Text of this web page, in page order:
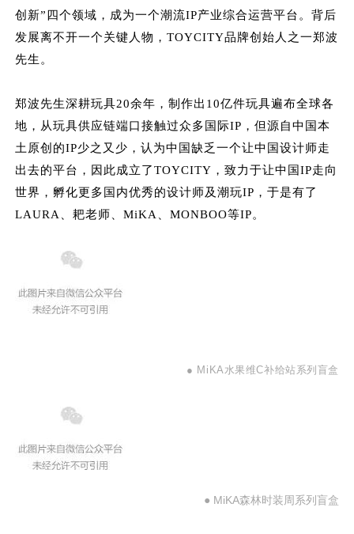
创新”四个领域，成为一个潮流IP产业综合运营平台。背后
发展离不开一个关键人物，TOYCITY品牌创始人之一郑波
先生。
郑波先生深耕玩具20余年，制作出10亿件玩具遍布全球各
地，从玩具供应链端口接触过众多国际IP，但源自中国本
土原创的IP少之又少，认为中国缺乏一个让中国设计师走
出去的平台，因此成立了TOYCITY，致力于让中国IP走向
世界，孵化更多国内优秀的设计师及潮玩IP，于是有了
LAURA、耙老师、MiKA、MONBOO等IP。
● MiKA水果维C补给站系列盲盒
● MiKA森林时装周系列盲盒